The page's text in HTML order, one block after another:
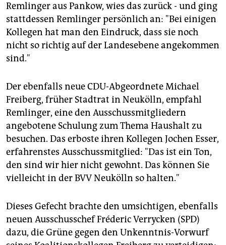
Remlinger aus Pankow, wies das zurück - und ging
stattdessen Remlinger persönlich an: "Bei einigen
Kollegen hat man den Eindruck, dass sie noch
nicht so richtig auf der Landesebene angekommen
sind."
Der ebenfalls neue CDU-Abgeordnete Michael
Freiberg, früher Stadtrat in Neukölln, empfahl
Remlinger, eine den Ausschussmitgliedern
angebotene Schulung zum Thema Haushalt zu
besuchen. Das erboste ihren Kollegen Jochen Esser,
erfahrenstes Ausschussmitglied: "Das ist ein Ton,
den sind wir hier nicht gewohnt. Das können Sie
vielleicht in der BVV Neukölln so halten."
Dieses Gefecht brachte den umsichtigen, ebenfalls
neuen Ausschusschef Fréderic Verrycken (SPD)
dazu, die Grüne gegen den Unkenntnis-Vorwurf